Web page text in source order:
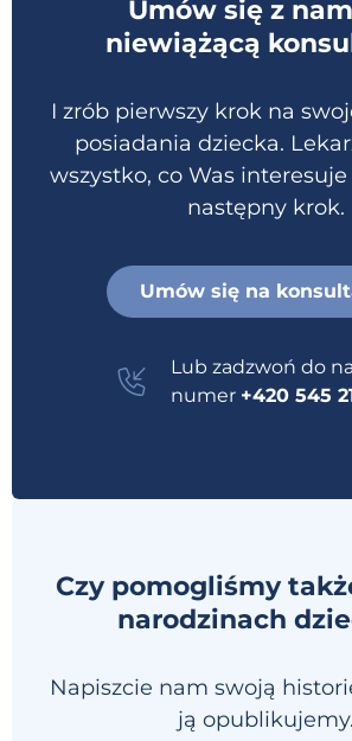
Umów się z
niewiążącą
I zrób pierwszy krok na
posiadania dziecka.
wszystko, co Was
następny krok.
Umów się na
Lub zadzwoń do
numer +420 545
Czy pomogliśmy
narodzinach
Napiszcie nam swoją
ją opublikujemy.